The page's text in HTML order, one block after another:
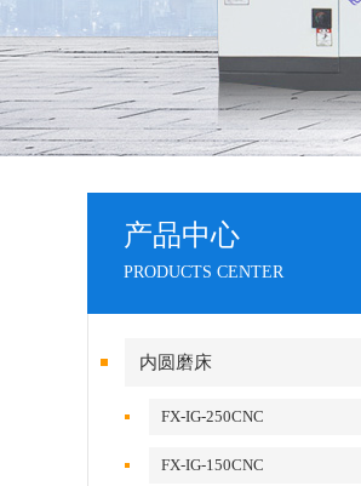
产品中心
PRODUCTS CENTER
内圆磨床
FX-IG-250CNC
FX-IG-150CNC